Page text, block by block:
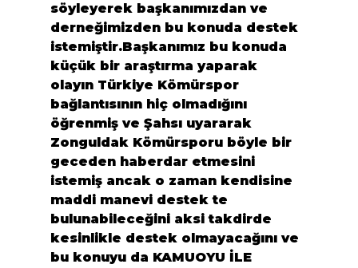
söyleyerek başkanımızdan ve
derneğimizden bu konuda destek
istemiştir.Başkanımız bu konuda
küçük bir araştırma yaparak
olayın Türkiye Kömürspor
bağlantısının hiç olmadığını
öğrenmiş ve Şahsı uyararak
Zonguldak Kömürsporu böyle bir
geceden haberdar etmesini
istemiş ancak o zaman kendisine
maddi manevi destek te
bulunabileceğini aksi takdirde
kesinlikle destek olmayacağını ve
bu konuyu da KAMUOYU İLE